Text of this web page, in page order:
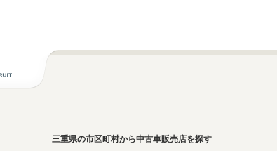
三重県の市区町村から中古車販売店を探す